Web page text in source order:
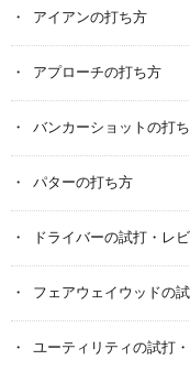
アイアンの打ち方
アプローチの打ち方
バンカーショットの打
パターの打ち方
ドライバーの試打・レ
フェアウェイウッドの
ユーティリティの試打